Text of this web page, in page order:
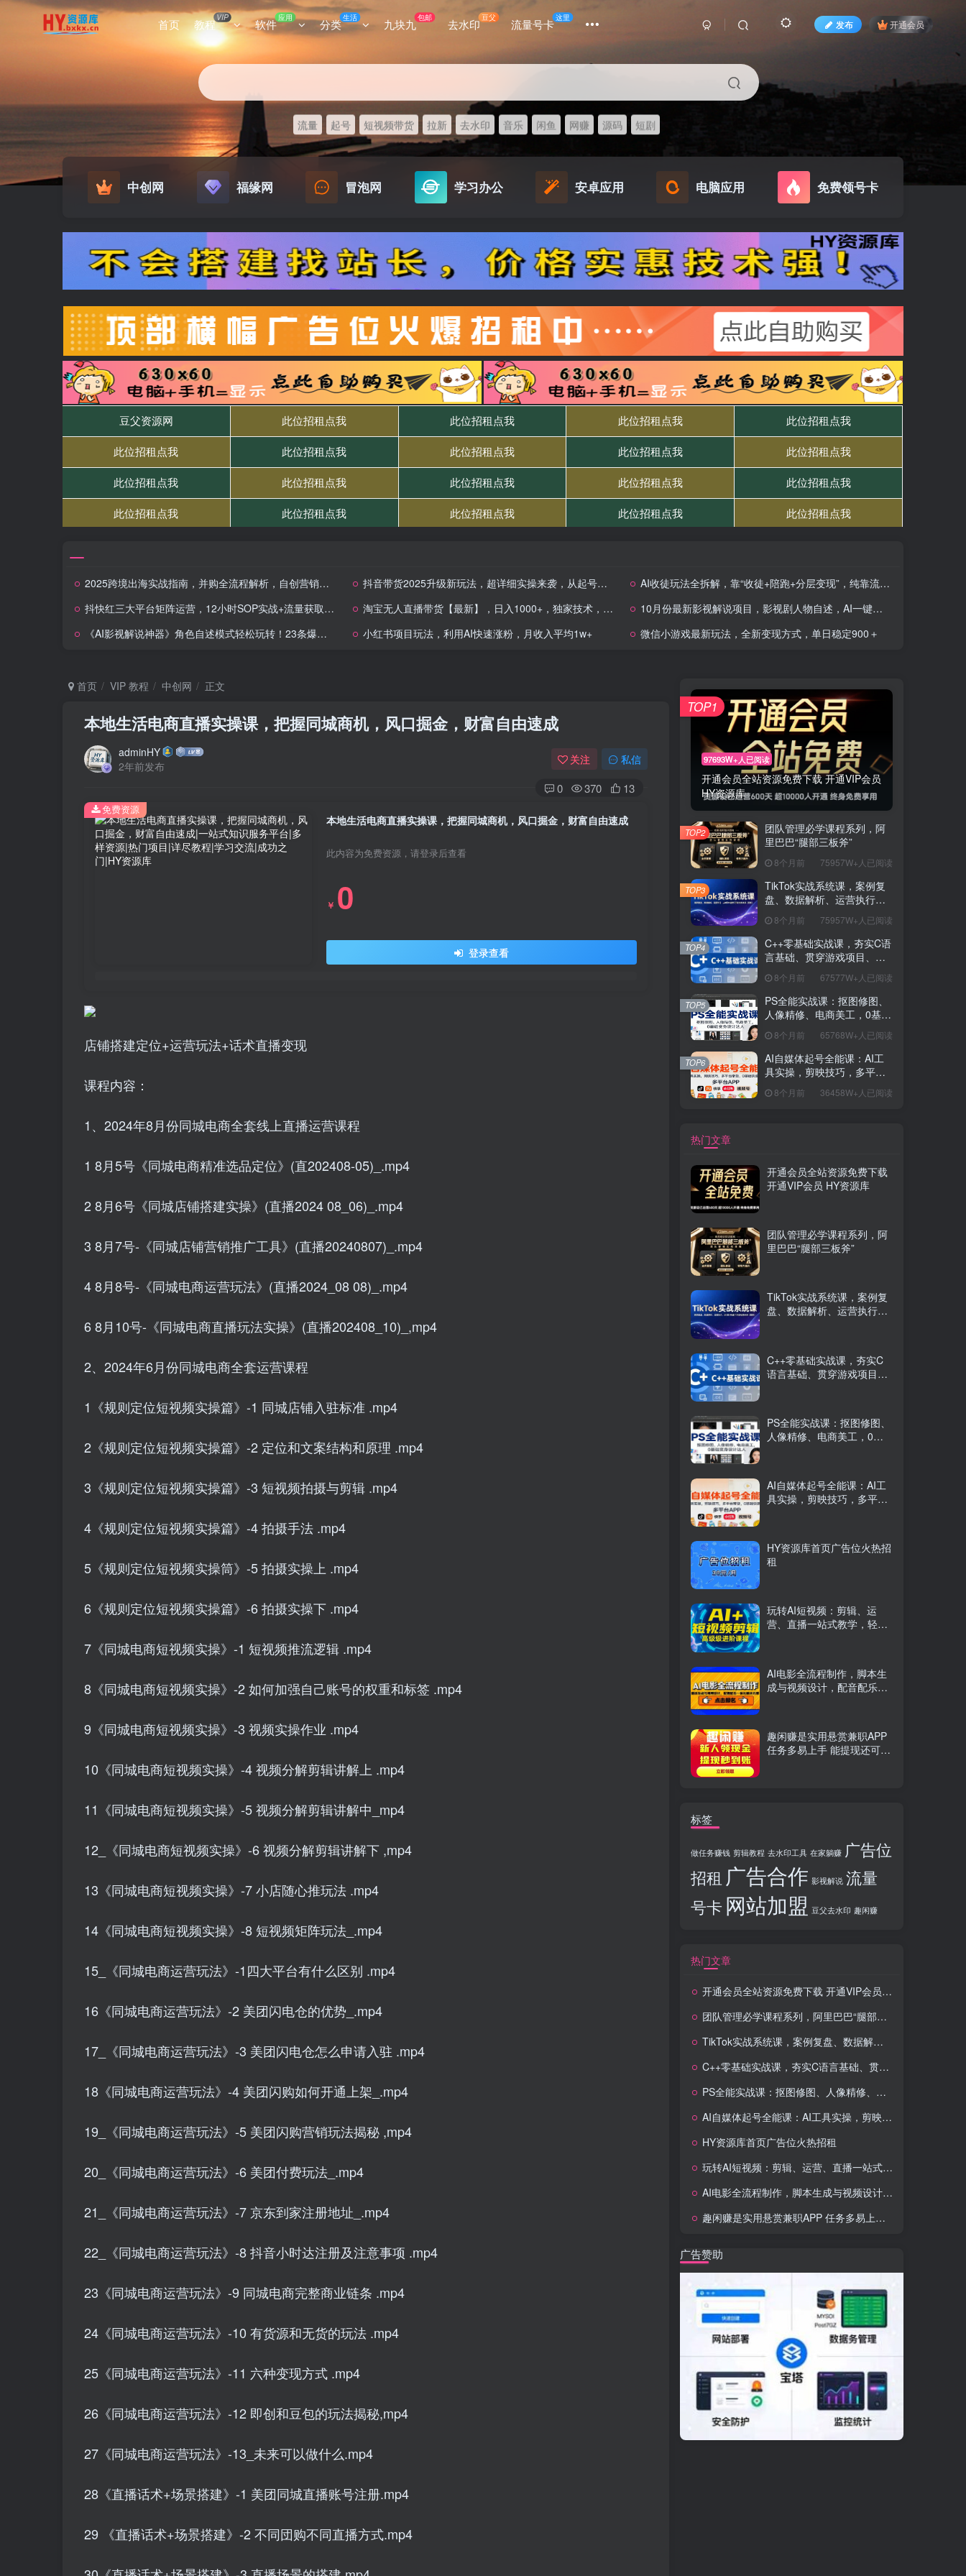
首页 教程VIP 软件 应用 分类生活 九块九包邮 去水印豆父 流量号卡这里
发布 开通会员
流量 起号 短视频带货 拉新 去水印 音乐 闲鱼 网赚 源码 短剧
中创网 福缘网 冒泡网 学习办公 安卓应用 电脑应用 免费领号卡
2025跨境出海实战指南，并购全流程解析，自创营销体系，专家基本功训练 抖音带货2025升级新玩法，超详细实操来袭，从起号到剪辑，再到选品，配…
AI收徒玩法全拆解，靠“收徒+陪跑+分层变现”，纯靠流量变现，日入1k+
抖快红三大平台矩阵运营，12小时SOP实战+流量获取-风控-扩量，月引10000+线索
淘宝无人直播带货【最新】，日入1000+，独家技术，不违规不封号，操作简单【揭秘】
10月份最新影视解说项目，影视剧人物自述，AI一键生成 单号轻松月入20000+
《AI影视解说神器》角色自述模式轻松玩转！23条爆款作品播放破万，3种…
小红书项目玩法，利用AI快速涨粉，月收入平均1w+ 微信小游戏最新玩法，全新变现方式，单日稳定900＋
首页 VIP 教程 中创网 正文
本地生活电商直播实操课，把握同城商机，风口掘金，财富自由速成
adminHY
2年前发布
关注 私信
0 370 13
本地生活电商直播实操课，把握同城商机，风口掘金，财富自由速成
此内容为免费资源，请登录后查看
￥ 0
登录查看
免费资源
店铺搭建定位+运营玩法+话术直播变现
课程内容：
1、2024年8月份同城电商全套线上直播运营课程
1 8月5号《同城电商精准选品定位》(直202408-05)_.mp4
2 8月6号《同城店铺搭建实操》(直播2024 08_06)_.mp4
3 8月7号-《同城店铺营销推广工具》(直播20240807)_.mp4
4 8月8号-《同城电商运营玩法》(直播2024_08 08)_.mp4
6 8月10号-《同城电商直播玩法实操》(直播202408_10)_,mp4
2、2024年6月份同城电商全套运营课程
1《规则定位短视频实操篇》-1 同城店铺入驻标准 .mp4
2《规则定位短视频实操篇》-2 定位和文案结构和原理 .mp4
3《规则定位短视频实操篇》-3 短视频拍摄与剪辑 .mp4
4《规则定位短视频实操篇》-4 拍摄手法 .mp4
5《规则定位短视频实操筒》-5 拍摄实操上 .mp4
6《规则定位短视频实操篇》-6 拍摄实操下 .mp4
7《同城电商短视频实操》-1 短视频推流逻辑 .mp4
8《同城电商短视频实操》-2 如何加强自己账号的权重和标签 .mp4
9《同城电商短视频实操》-3 视频实操作业 .mp4
10《同城电商短视频实操》-4 视频分解剪辑讲解上 .mp4
11《同城电商短视频实操》-5 视频分解剪辑讲解中_mp4
12_《同城电商短视频实操》-6 视频分解剪辑讲解下 ,mp4
13《同城电商短视频实操》-7 小店随心推玩法 .mp4
14《同城电商短视频实操》-8 短视频矩阵玩法_.mp4
15_《同城电商运营玩法》-1四大平台有什么区别 .mp4
16《同城电商运营玩法》-2 美团闪电仓的优势_.mp4
17_《同城电商运营玩法》-3 美团闪电仓怎么申请入驻 .mp4
18《同城电商运营玩法》-4 美团闪购如何开通上架_.mp4
19_《同城电商运营玩法》-5 美团闪购营销玩法揭秘 ,mp4
20_《同城电商运营玩法》-6 美团付费玩法_.mp4
21_《同城电商运营玩法》-7 京东到家注册地址_.mp4
22_《同城电商运营玩法》-8 抖音小时达注册及注意事项 .mp4
23《同城电商运营玩法》-9 同城电商完整商业链条 .mp4
24《同城电商运营玩法》-10 有货源和无货的玩法 .mp4
25《同城电商运营玩法》-11 六种变现方式 .mp4
26《同城电商运营玩法》-12 即创和豆包的玩法揭秘,mp4
27《同城电商运营玩法》-13_未来可以做什么.mp4
28《直播话术+场景搭建》-1 美团同城直播账号注册.mp4
29 《直播话术+场景搭建》-2 不同団购不同直播方式.mp4
97693W+人已阅读
开通会员全站资源免费下载 开通VIP会员
HY资源库
TOP1
团队管理必学课程系列，阿
里巴巴“腿部三板斧”
8个月前 75957W+人已阅读
TOP2
TikTok实战系统课，案例复
盘、数据解析、运营执行，
（更新）
8个月前 75957W+人已阅读
TOP3
C++零基础实战课，夯实C语
言基础、贯穿游戏项目、掌
薪15K+岗位
8个月前 67577W+人已阅读
TOP4
PS全能实战课：抠图修图、
人像精修、电商美工，0基础
8个月前 65768W+人已阅读
TOP5
AI自媒体起号全能课：AI工
具实操，剪映技巧，多平台
8个月前 36458W+人已阅读
TOP6
热门文章
开通会员全站资源免费下载
开通VIP会员 HY资源库
团队管理必学课程系列，阿
里巴巴“腿部三板斧”
TikTok实战系统课，案例复
盘、数据解析、运营执行，
C++零基础实战课，夯实C
语言基础、贯穿游戏项目、
PS全能实战课：抠图修图、
人像精修、电商美工，0基
AI自媒体起号全能课：AI工
具实操，剪映技巧，多平台
HY资源库首页广告位火热招
租
玩转AI短视频：剪辑、运
营、直播一站式教学，轻松
AI电影全流程制作，脚本生
成与视频设计，配音配乐一
趣闲赚是实用悬赏兼职APP
任务多易上手 能提现还可邀
标签
做任务赚钱 剪辑教程 去水印工具 在家躺赚 广告位
招租 广告合作 影视解说 流量
号卡 网站加盟 豆父去水印 趣闲赚
热门文章
开通会员全站资源免费下载 开通VIP会员 HY资源库
团队管理必学课程系列，阿里巴巴“腿部三板斧”
TikTok实战系统课，案例复盘、数据解析、运营执行，从0到1构建千万级电商体系（更新）
C++零基础实战课，夯实C语言基础、贯穿游戏项目、掌握开发思维，学成可挑战月薪15K+岗位
PS全能实战课：抠图修图、人像精修、电商美工，0基础变身设计达人
AI自媒体起号全能课：AI工具实操，剪映技巧，多平台带货，0基础快速变现
HY资源库首页广告位火热招租
玩转AI短视频：剪辑、运营、直播一站式教学，轻松打造流量神话
AI电影全流程制作，脚本生成与视频设计，配音配乐一体化解决方案
趣闲赚是实用悬赏兼职APP 任务多易上手 能提现还可邀友分成
广告赞助